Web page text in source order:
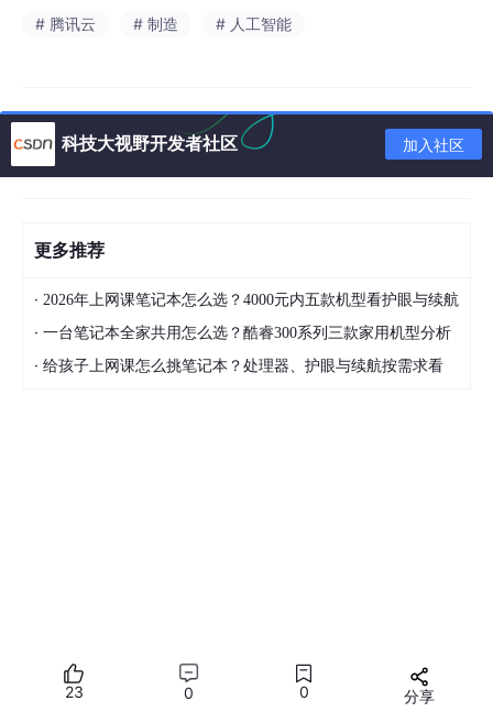
# 腾讯云 # 制造 # 人工智能
科技大视野开发者社区 加入社区
更多推荐
· 2026年上网课笔记本怎么选？4000元内五款机型看护眼与续航
· 一台笔记本全家共用怎么选？酷睿300系列三款家用机型分析
· 给孩子上网课怎么挑笔记本？处理器、护眼与续航按需求看
23 0
0 分享